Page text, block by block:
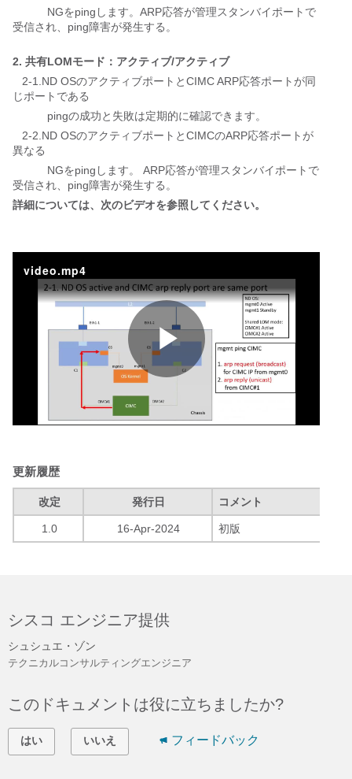
NGをpingします。ARP応答が管理スタンバイポートで
受信され、ping障害が発生する。
2. 共有LOMモード：アクティブ/アクティブ
2-1.ND OSのアクティブポートとCIMC ARP応答ポートが同
じポートである
pingの成功と失敗は定期的に確認できます。
2-2.ND OSのアクティブポートとCIMCのARP応答ポートが
異なる
NGをpingします。 ARP応答が管理スタンバイポートで
受信され、ping障害が発生する。
詳細については、次のビデオを参照してください。
video.mp4
P
a
y
更新履歴
改定 発行日 コメント
1.0 16-Apr-2024 初版
シスコ エンジニア提供
シュシュエ・ゾン
テクニカルコンサルティングエンジニア
このドキュメントは役に立ちましたか?
はい いいえ フィードバック